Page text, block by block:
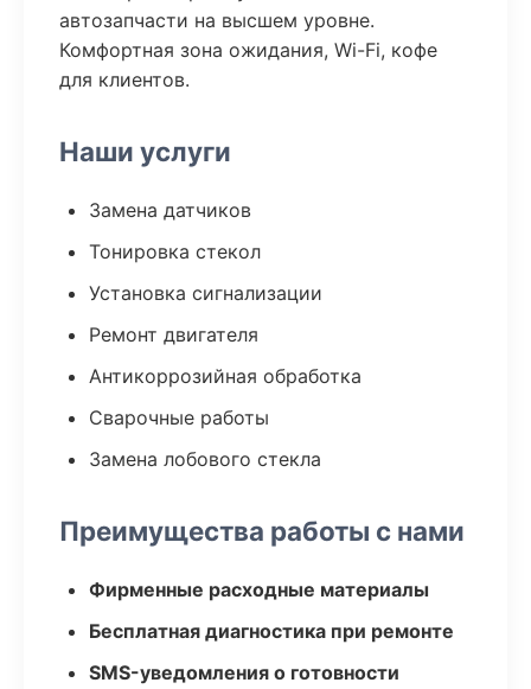
автозапчасти на высшем уровне.
Комфортная зона ожидания, Wi-Fi, кофе
для клиентов.
Наши услуги
Замена датчиков
Тонировка стекол
Установка сигнализации
Ремонт двигателя
Антикоррозийная обработка
Сварочные работы
Замена лобового стекла
Преимущества работы с нами
Фирменные расходные материалы
Бесплатная диагностика при ремонте
SMS-уведомления о готовности